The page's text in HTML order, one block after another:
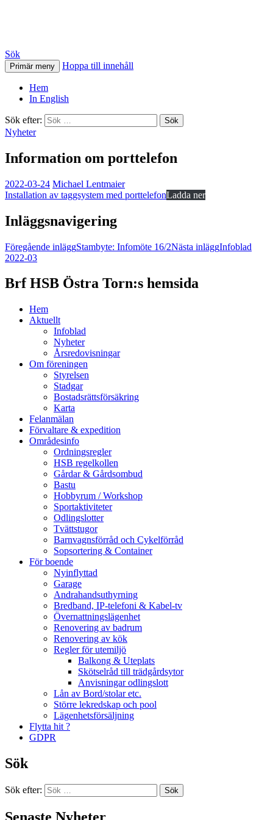
Sök
Primär meny Hoppa till innehåll
Hem
In English
Sök efter:
Nyheter
Information om porttelefon
2022-03-24 Michael Lentmaier
Installation av taggsystem med porttelefonLadda ner
Inläggsnavigering
Föregående inläggStambyte: Infomöte 16/2Nästa inläggInfoblad
2022-03
Brf HSB Östra Torn:s hemsida
Hem
Aktuellt
Infoblad
Nyheter
Årsredovisningar
Om föreningen
Styrelsen
Stadgar
Bostadsrättsförsäkring
Karta
Felanmälan
Förvaltare & expedition
Områdesinfo
Ordningsregler
HSB regelkollen
Gårdar & Gårdsombud
Bastu
Hobbyrum / Workshop
Sportaktiviteter
Odlingslotter
Tvättstugor
Barnvagnsförråd och Cykelförråd
Sopsortering & Container
För boende
Nyinflyttad
Garage
Andrahandsuthyrning
Bredband, IP-telefoni & Kabel-tv
Övernattningslägenhet
Renovering av badrum
Renovering av kök
Regler för utemiljö
Balkong & Uteplats
Skötselråd till trädgårdsytor
Anvisningar odlingslott
Lån av Bord/stolar etc.
Större lekredskap och pool
Lägenhetsförsäljning
Flytta hit ?
GDPR
Sök
Sök efter: